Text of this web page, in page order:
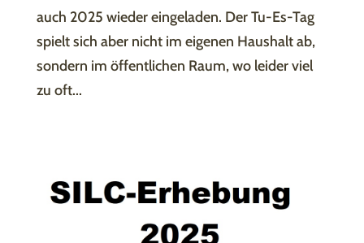
auch 2025 wieder eingeladen. Der Tu-Es-Tag
spielt sich aber nicht im eigenen Haushalt ab,
sondern im öffentlichen Raum, wo leider viel
zu oft...